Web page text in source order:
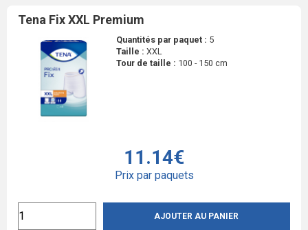
Tena Fix XXL Premium
Quantités par paquet : 5
Taille : XXL
Tour de taille : 100 - 150 cm
11.14€
Prix par paquets
AJOUTER AU PANIER